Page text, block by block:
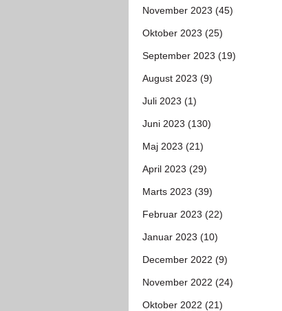
November 2023 (45)
Oktober 2023 (25)
September 2023 (19)
August 2023 (9)
Juli 2023 (1)
Juni 2023 (130)
Maj 2023 (21)
April 2023 (29)
Marts 2023 (39)
Februar 2023 (22)
Januar 2023 (10)
December 2022 (9)
November 2022 (24)
Oktober 2022 (21)